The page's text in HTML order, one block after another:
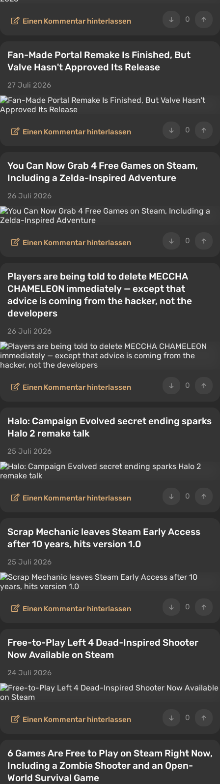
0
Einen Kommentar hinterlassen
Fan-Made Portal Remake Is Finished, But
Valve Hasn't Approved Its Release
27 Juli 2026
0
Einen Kommentar hinterlassen
You Can Now Grab 4 Free Games on Steam,
Including a Zelda-Inspired Adventure
26 Juli 2026
0
Einen Kommentar hinterlassen
Players are being told to delete MECCHA
CHAMELEON immediately — except that
advice is coming from the hacker, not the
developers
26 Juli 2026
0
Einen Kommentar hinterlassen
Halo: Campaign Evolved secret ending sparks
Halo 2 remake talk
25 Juli 2026
0
Einen Kommentar hinterlassen
Scrap Mechanic leaves Steam Early Access
after 10 years, hits version 1.0
25 Juli 2026
0
Einen Kommentar hinterlassen
Free-to-Play Left 4 Dead-Inspired Shooter
Now Available on Steam
24 Juli 2026
0
Einen Kommentar hinterlassen
6 Games Are Free to Play on Steam Right Now,
Including a Zombie Shooter and an Open-
World Survival Game